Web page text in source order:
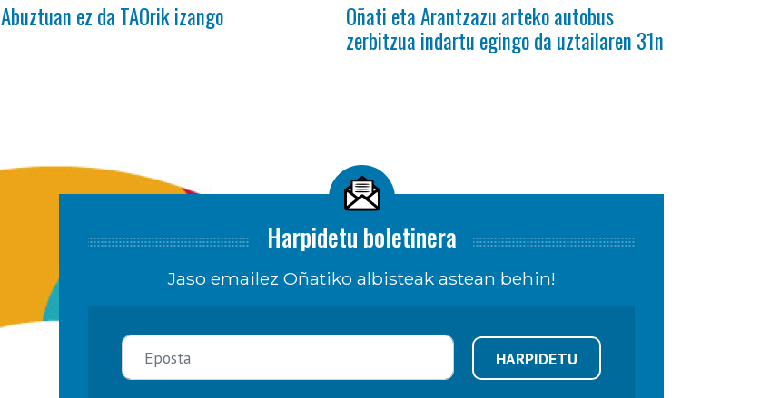
Abuztuan ez da TAOrik izango Oñati eta Arantzazu arteko autobus
zerbitzua indartu egingo da uztailaren 31n
Harpidetu boletinera
Jaso emailez Oñatiko albisteak astean behin!
HARPIDETU